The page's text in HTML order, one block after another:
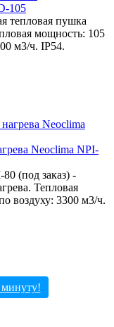
105
тепловая пушка
мощность: 105
м3/ч. IP54.
Neoclima NPI-
(под заказ) -
Тепловая
воздуху: 3300 м3/ч.
минуту!